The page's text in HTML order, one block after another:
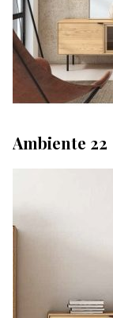
Ambiente 22